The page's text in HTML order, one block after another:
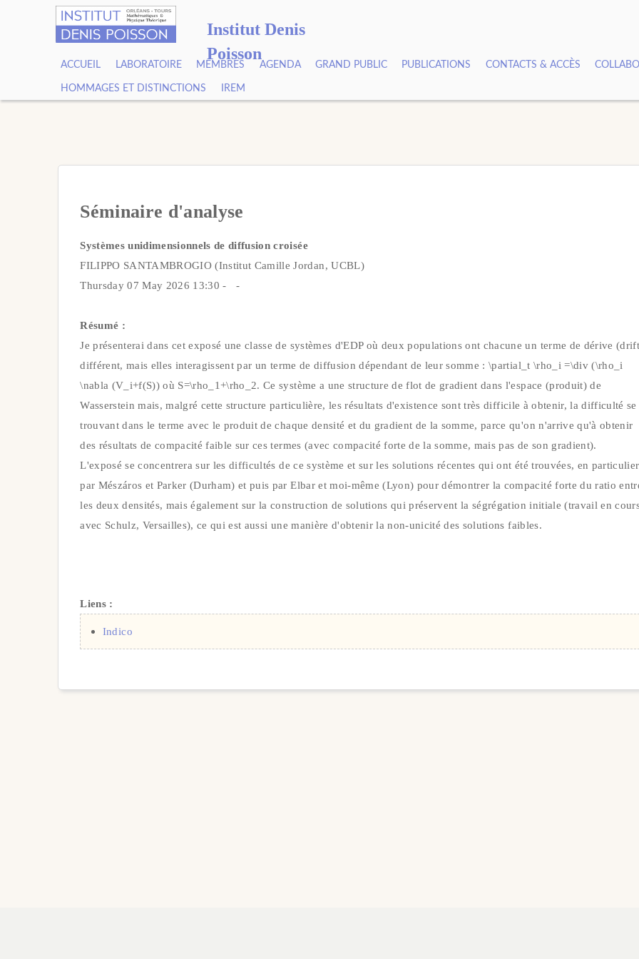
Institut Denis
Poisson
ACCUEIL LABORATOIRE MEMBRES AGENDA GRAND PUBLIC PUBLICATIONS CONTACTS & ACCÈS
HOMMAGES ET DISTINCTIONS IREM
Séminaire d'analyse
Systèmes unidimensionnels de diffusion croisée
FILIPPO SANTAMBROGIO (Institut Camille Jordan, UCBL)
Thursday 07 May 2026 13:30 - -
Résumé :
Je présenterai dans cet exposé une classe de systèmes d'EDP où deux populations ont chacune un terme de dérive
différent, mais elles interagissent par un terme de diffusion dépendant de leur somme : \partial_t \rho_i =\div (\rho_i
\nabla (V_i+f(S)) où S=\rho_1+\rho_2. Ce système a une structure de flot de gradient dans l'espace (produit) de
Wasserstein mais, malgré cette structure particulière, les résultats d'existence sont très difficile à obtenir, la difficulté se
trouvant dans le terme avec le produit de chaque densité et du gradient de la somme, parce qu'on n'arrive qu'à obtenir
des résultats de compacité faible sur ces termes (avec compacité forte de la somme, mais pas de son gradient).
L'exposé se concentrera sur les difficultés de ce système et sur les solutions récentes qui ont été trouvées, en particulier
par Mészáros et Parker (Durham) et puis par Elbar et moi-même (Lyon) pour démontrer la compacité forte du ratio
les deux densités, mais également sur la construction de solutions qui préservent la ségrégation initiale (travail en
avec Schulz, Versailles), ce qui est aussi une manière d'obtenir la non-unicité des solutions faibles.
Liens :
Indico